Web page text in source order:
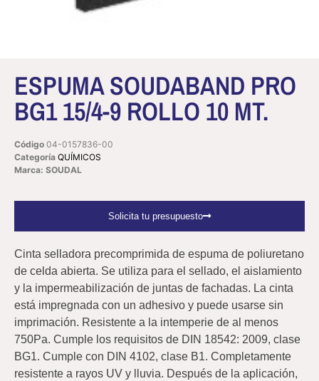
ESPUMA SOUDABAND PRO
BG1 15/4-9 ROLLO 10 MT.
Código 04-0157836-00
Categoría QUÍMICOS
Marca: SOUDAL
Solicita tu presupuesto
Cinta selladora precomprimida de espuma de poliuretano
de celda abierta. Se utiliza para el sellado, el aislamiento
y la impermeabilización de juntas de fachadas. La cinta
está impregnada con un adhesivo y puede usarse sin
imprimación. Resistente a la intemperie de al menos
750Pa. Cumple los requisitos de DIN 18542: 2009, clase
BG1. Cumple con DIN 4102, clase B1. Completamente
resistente a rayos UV y lluvia. Después de la aplicación,